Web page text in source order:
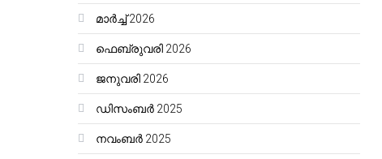
മാർച്ച്‌ 2026
ഫെബ്രുവരി 2026
ജനുവരി 2026
ഡിസംബർ 2025
നവംബർ 2025